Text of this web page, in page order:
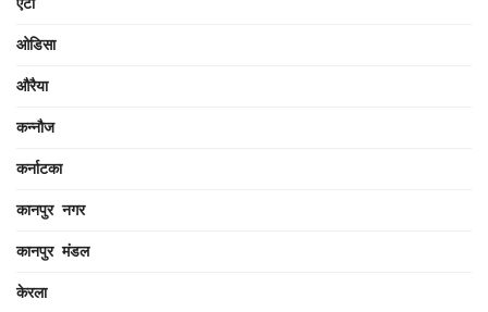
ओडिसा
औरैया
कन्नौज
कर्नाटका
कानपुर नगर
कानपुर मंडल
केरला